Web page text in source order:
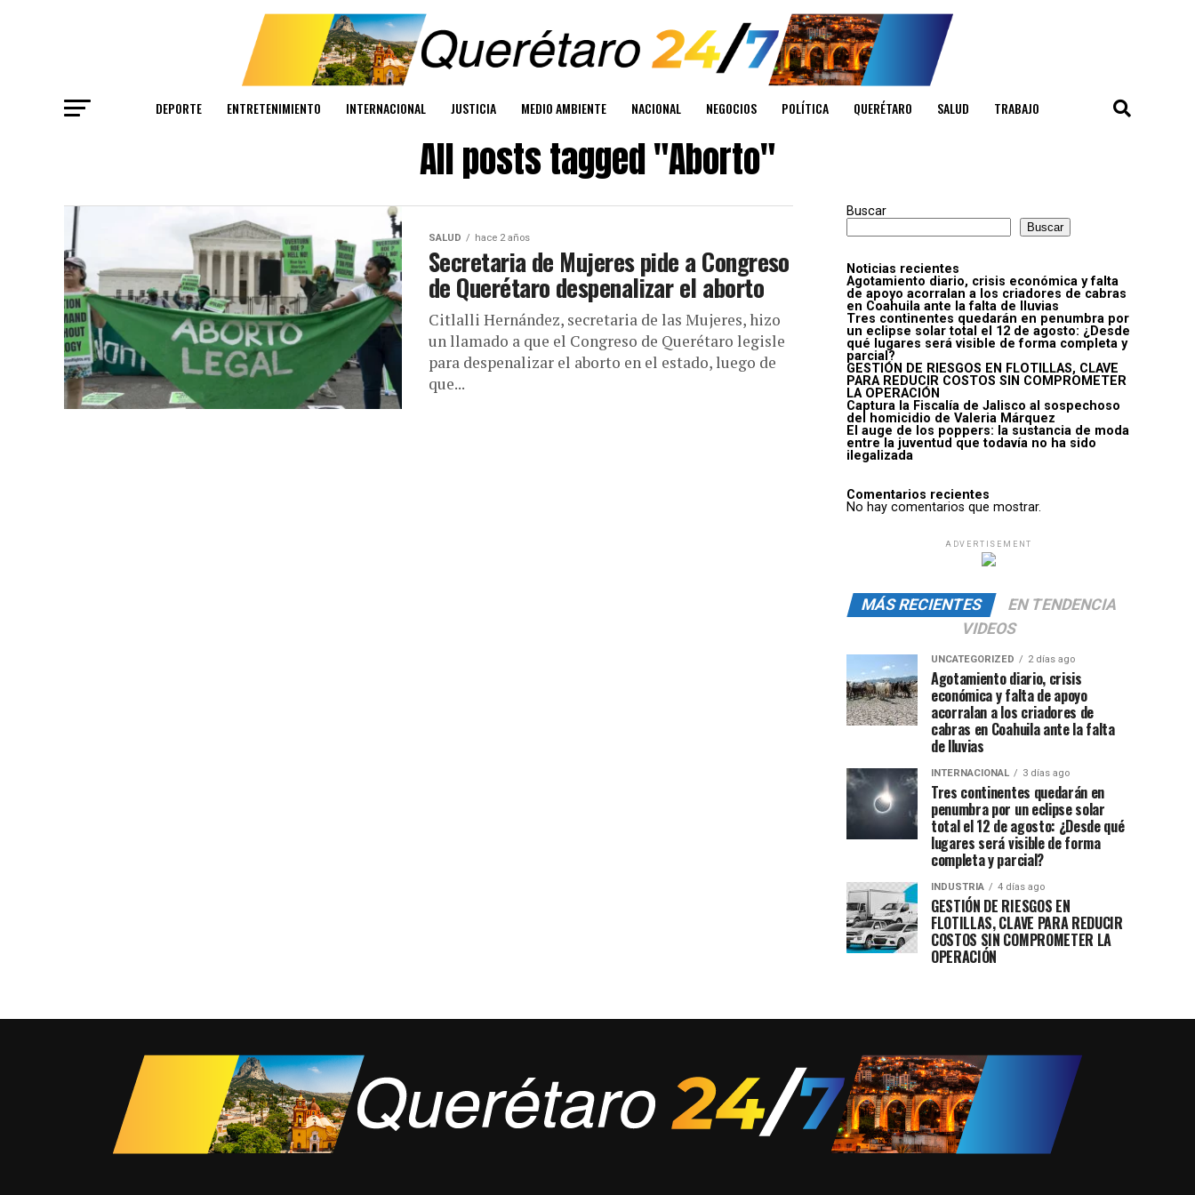
DEPORTE ENTRETENIMIENTO INTERNACIONAL JUSTICIA MEDIO AMBIENTE NACIONAL NEGOCIOS POLÍTICA QUERÉTARO SALUD TRABAJO
All posts tagged "Aborto"
SALUD hace 2 años
Secretaria de Mujeres pide a Congreso
de Querétaro despenalizar el aborto
Citlalli Hernández, secretaria de las Mujeres, hizo
un llamado a que el Congreso de Querétaro legisle
para despenalizar el aborto en el estado, luego de
que...
Buscar
Buscar
Noticias recientes
Agotamiento diario, crisis económica y falta
de apoyo acorralan a los criadores de cabras
en Coahuila ante la falta de lluvias
Tres continentes quedarán en penumbra por
un eclipse solar total el 12 de agosto: ¿Desde
qué lugares será visible de forma completa y
parcial?
GESTIÓN DE RIESGOS EN FLOTILLAS, CLAVE
PARA REDUCIR COSTOS SIN COMPROMETER
LA OPERACIÓN
Captura la Fiscalía de Jalisco al sospechoso
del homicidio de Valeria Márquez
El auge de los poppers: la sustancia de moda
entre la juventud que todavía no ha sido
ilegalizada
Comentarios recientes
No hay comentarios que mostrar.
ADVERTISEMENT
MÁS RECIENTES
EN TENDENCIA
VIDEOS
UNCATEGORIZED 2 días ago
Agotamiento diario, crisis
económica y falta de apoyo
acorralan a los criadores de
cabras en Coahuila ante la falta
de lluvias
INTERNACIONAL 3 días ago
Tres continentes quedarán en
penumbra por un eclipse solar
total el 12 de agosto: ¿Desde qué
lugares será visible de forma
completa y parcial?
INDUSTRIA 4 días ago
GESTIÓN DE RIESGOS EN
FLOTILLAS, CLAVE PARA REDUCIR
COSTOS SIN COMPROMETER LA
OPERACIÓN